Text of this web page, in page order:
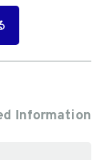
Information